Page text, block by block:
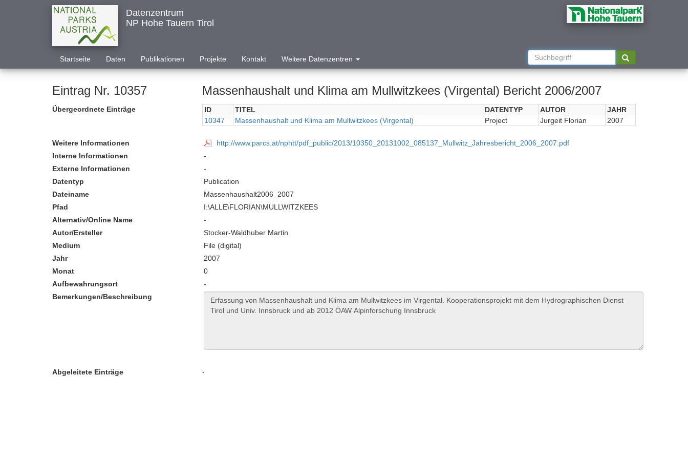
Datenzentrum
NP Hohe Tauern Tirol
Startseite Daten Publikationen Projekte Kontakt Weitere Datenzentren
Eintrag Nr. 10357 Massenhaushalt und Klima am Mullwitzkees (Virgental) Bericht 2006/2007
Übergeordnete Einträge ID TITEL DATENTYP AUTOR
JAHR
10347
Massenhaushalt und Klima am Mullwitzkees (Virgental) Project Jurgeit Florian 2007
Weitere Informationen
http://www.parcs.at/nphtt/pdf_public/2013/10350_20131002_085137_Mullwitz_Jahresbericht_2006_2007.pdf
Interne Informationen
-
Externe Informationen
-
Datentyp
Publication
Dateiname
Massenhaushalt2006_2007
Pfad
I:\ALLE\FLORIAN\MULLWITZKEES
Alternativ/Online Name
-
Autor/Ersteller
Stocker-Waldhuber Martin
Medium
File (digital)
Jahr
2007
Monat
0
Aufbewahrungsort
-
Bemerkungen/Beschreibung
Abgeleitete Einträge -